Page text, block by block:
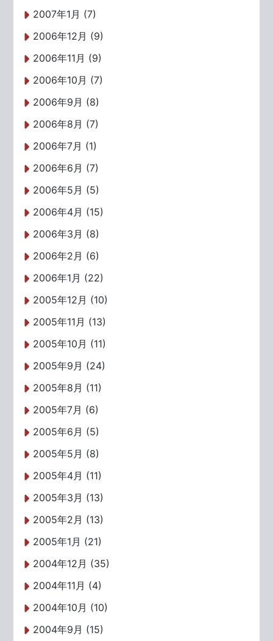
2007年1月 (7)
2006年12月 (9)
2006年11月 (9)
2006年10月 (7)
2006年9月 (8)
2006年8月 (7)
2006年7月 (1)
2006年6月 (7)
2006年5月 (5)
2006年4月 (15)
2006年3月 (8)
2006年2月 (6)
2006年1月 (22)
2005年12月 (10)
2005年11月 (13)
2005年10月 (11)
2005年9月 (24)
2005年8月 (11)
2005年7月 (6)
2005年6月 (5)
2005年5月 (8)
2005年4月 (11)
2005年3月 (13)
2005年2月 (13)
2005年1月 (21)
2004年12月 (35)
2004年11月 (4)
2004年10月 (10)
2004年9月 (15)